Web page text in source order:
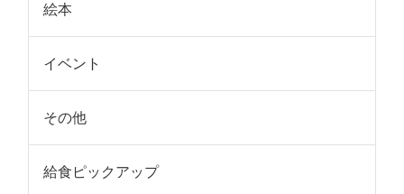
絵本
イベント
その他
給食ピックアップ